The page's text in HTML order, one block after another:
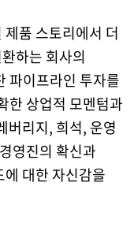
품 스토리에서 더
하는 회사의
파이프라인 투자를
한 상업적 모멘텀과
버리지, 희석, 운영
영진의 확신과
대한 자신감을